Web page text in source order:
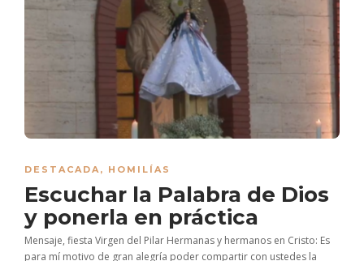
DESTACADA, HOMILÍAS
Escuchar la Palabra de Dios
y ponerla en práctica
Mensaje, fiesta Virgen del Pilar Hermanas y hermanos en Cristo: Es
para mí motivo de gran alegría poder compartir con ustedes la